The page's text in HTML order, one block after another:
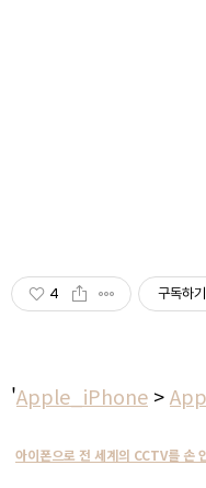
4 구독하기
'Apple_iPhone >
아이폰으로 전 세계의 CCTV를